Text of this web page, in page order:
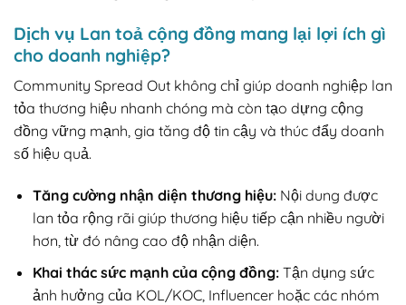
Dịch vụ Lan toả cộng đồng mang lại lợi ích gì
cho doanh nghiệp?
Community Spread Out không chỉ giúp doanh nghiệp lan
tỏa thương hiệu nhanh chóng mà còn tạo dựng cộng
đồng vững mạnh, gia tăng độ tin cậy và thúc đẩy doanh
số hiệu quả.
Tăng cường nhận diện thương hiệu:Nội dung được
lan tỏa rộng rãi giúp thương hiệu tiếp cận nhiều người
hơn, từ đó nâng cao độ nhận diện.
Khai thác sức mạnh của cộng đồng:Tận dụng sức
ảnh hưởng của KOL/KOC, Influencer hoặc các nhóm